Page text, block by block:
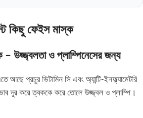
কিছু ফেইস মাস্ক
– উজ্জ্বলতা ও প্লাম্পিনেসের জন্য
আছে প্রচুর ভিটামিন সি এবং অ্যান্টি-ইনফ্ল্যামেটরি
দূর করে ত্বককে করে তোলে উজ্জ্বল ও প্লাম্পি।